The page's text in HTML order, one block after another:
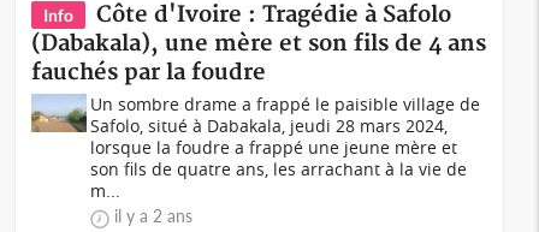
Info
Côte d'Ivoire : Tragédie à Safolo
(Dabakala), une mère et son fils de 4 ans
fauchés par la foudre
Un sombre drame a frappé le paisible village de
Safolo, situé à Dabakala, jeudi 28 mars 2024,
lorsque la foudre a frappé une jeune mère et
son fils de quatre ans, les arrachant à la vie de
m...
il y a 2 ans